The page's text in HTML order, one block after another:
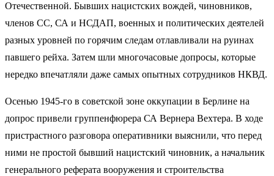
Отечественной. Бывших нацистских вождей, чиновников,
членов СС, СА и НСДАП, военных и политических деятелей
разных уровней по горячим следам отлавливали на руинах
павшего рейха. Затем шли многочасовые допросы, которые
нередко впечатляли даже самых опытных сотрудников НКВД.
Осенью 1945-го в советской зоне оккупации в Берлине на
допрос привели группенфюрера СА Вернера Вехтера. В ходе
пристрастного разговора оперативники выяснили, что перед
ними не простой бывший нацистский чиновник, а начальник
генерального реферата вооружения и строительства